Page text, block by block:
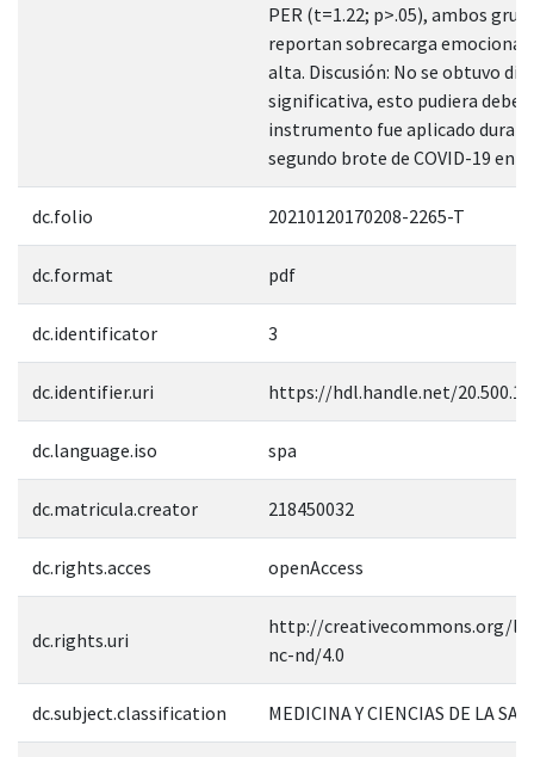
PER (t=1.22; p>.05), ambos
reportan sobrecarga emocional
alta. Discusión: No se obtuvo
significativa, esto pudiera
instrumento fue aplicado
segundo brote de COVID-19 en
dc.folio 20210120170208-2265-T
dc.format pdf
dc.identificator 3
dc.identifier.uri https://hdl.handle.net/
dc.language.iso spa
dc.matricula.creator 218450032
dc.rights.acces openAccess
dc.rights.uri
http://creativecommons.org/
nc-nd/4.0
dc.subject.classification MEDICINA Y CIENCIAS DE LA